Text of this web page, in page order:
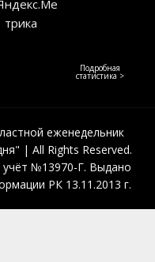
Подробная
статистика >
еженедельник
| All Rights Reserved.
учёт №13970-Г. Выдано
РК 13.11.2013 г.